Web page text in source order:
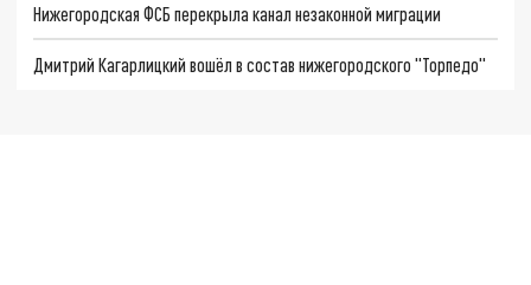
Нижегородская ФСБ перекрыла канал незаконной миграции
Дмитрий Кагарлицкий вошёл в состав нижегородского "Торпедо"